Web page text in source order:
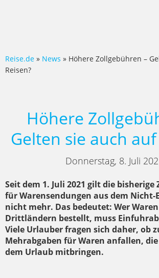
Reise.de » News » Höhere Zollgebühren –
Reisen?
Höhere
Gelten sie auch auf
Donnerstag, 8. Juli
Seit dem 1. Juli 2021 gilt die bisherige
für Warensendungen aus dem Nicht-
nicht mehr. Das bedeutet: Wer
Drittländern bestellt, muss
Viele Urlauber fragen sich daher, ob
Mehrabgaben für Waren anfallen,
dem Urlaub mitbringen.